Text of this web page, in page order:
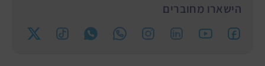
הישארו מחוברים